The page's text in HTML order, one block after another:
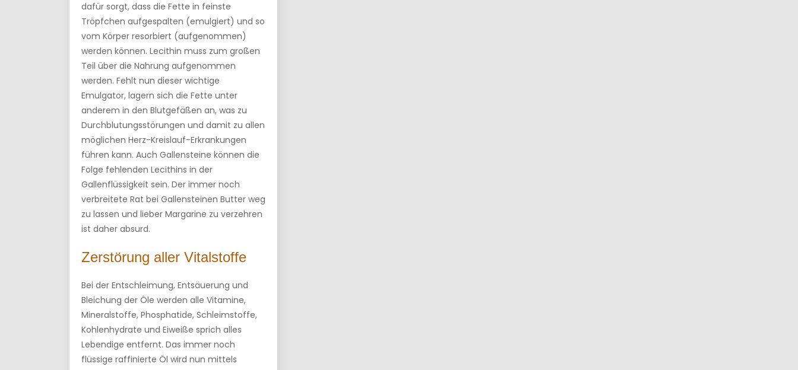
dafür sorgt, dass die Fette in feinste
Tröpfchen aufgespalten (emulgiert) und so
vom Körper resorbiert (aufgenommen)
werden können. Lecithin muss zum großen
Teil über die Nahrung aufgenommen
werden. Fehlt nun dieser wichtige
Emulgator, lagern sich die Fette unter
anderem in den Blutgefäßen an, was zu
Durchblutungsstörungen und damit zu allen
möglichen Herz-Kreislauf-Erkrankungen
führen kann. Auch Gallensteine können die
Folge fehlenden Lecithins in der
Gallenflüssigkeit sein. Der immer noch
verbreitete Rat bei Gallensteinen Butter weg
zu lassen und lieber Margarine zu verzehren
ist daher absurd.
Zerstörung aller Vitalstoffe
Bei der Entschleimung, Entsäuerung und
Bleichung der Öle werden alle Vitamine,
Mineralstoffe, Phosphatide, Schleimstoffe,
Kohlenhydrate und Eiweiße sprich alles
Lebendige entfernt. Das immer noch
flüssige raffinierte Öl wird nun mittels